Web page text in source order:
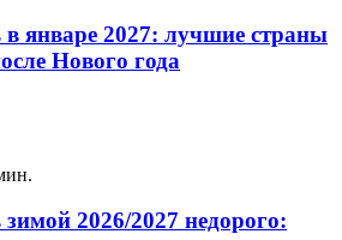
в январе 2027: лучшие страны
Нового года
2026/2027 недорого: